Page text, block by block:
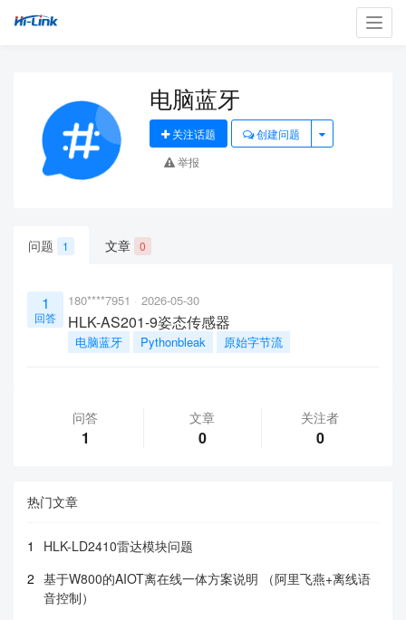
电脑蓝牙
关注话题
创建问题
举报
问题 1 文章 0
1
回答
180****7951 2026-05-30
HLK-AS201-9姿态传感器
电脑蓝牙 Pythonbleak 原始字节流
问答
1
文章
0
关注者
0
热门文章
1
HLK-LD2410雷达模块问题
2 基于W800的AIOT离在线一体方案说明 （阿里飞燕+离线语
音控制）